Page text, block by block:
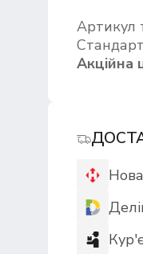
Артикул
Акційна